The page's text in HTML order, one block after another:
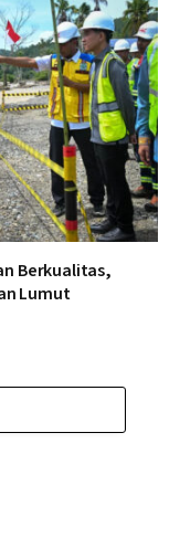
Berkualitas,
Lumut